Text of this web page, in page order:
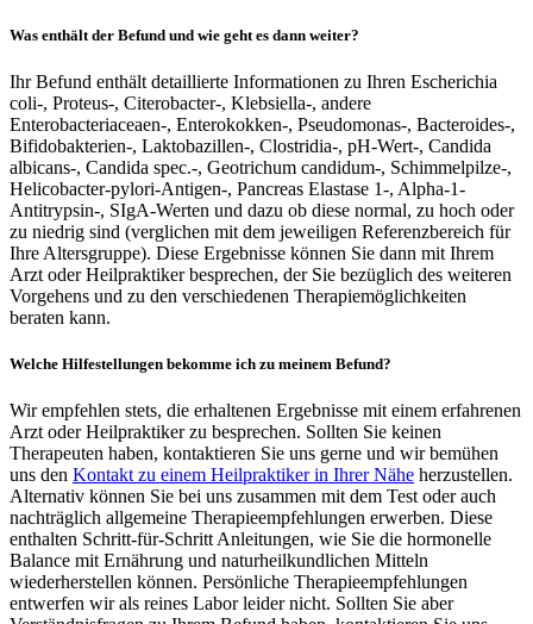
Was enthält der Befund und wie geht es dann weiter?
Ihr Befund enthält detaillierte Informationen zu Ihren Escherichia
coli-, Proteus-, Citerobacter-, Klebsiella-, andere
Enterobacteriaceaen-, Enterokokken-, Pseudomonas-, Bacteroides-,
Bifidobakterien-, Laktobazillen-, Clostridia-, pH-Wert-, Candida
albicans-, Candida spec.-, Geotrichum candidum-, Schimmelpilze-,
Helicobacter-pylori-Antigen-, Pancreas Elastase 1-, Alpha-1-
Antitrypsin-, SIgA-Werten und dazu ob diese normal, zu hoch oder
zu niedrig sind (verglichen mit dem jeweiligen Referenzbereich für
Ihre Altersgruppe). Diese Ergebnisse können Sie dann mit Ihrem
Arzt oder Heilpraktiker besprechen, der Sie bezüglich des weiteren
Vorgehens und zu den verschiedenen Therapiemöglichkeiten
beraten kann.
Welche Hilfestellungen bekomme ich zu meinem Befund?
Wir empfehlen stets, die erhaltenen Ergebnisse mit einem erfahrenen
Arzt oder Heilpraktiker zu besprechen. Sollten Sie keinen
Therapeuten haben, kontaktieren Sie uns gerne und wir bemühen
uns den Kontakt zu einem Heilpraktiker in Ihrer Nähe herzustellen.
Alternativ können Sie bei uns zusammen mit dem Test oder auch
nachträglich allgemeine Therapieempfehlungen erwerben. Diese
enthalten Schritt-für-Schritt Anleitungen, wie Sie die hormonelle
Balance mit Ernährung und naturheilkundlichen Mitteln
wiederherstellen können. Persönliche Therapieempfehlungen
entwerfen wir als reines Labor leider nicht. Sollten Sie aber